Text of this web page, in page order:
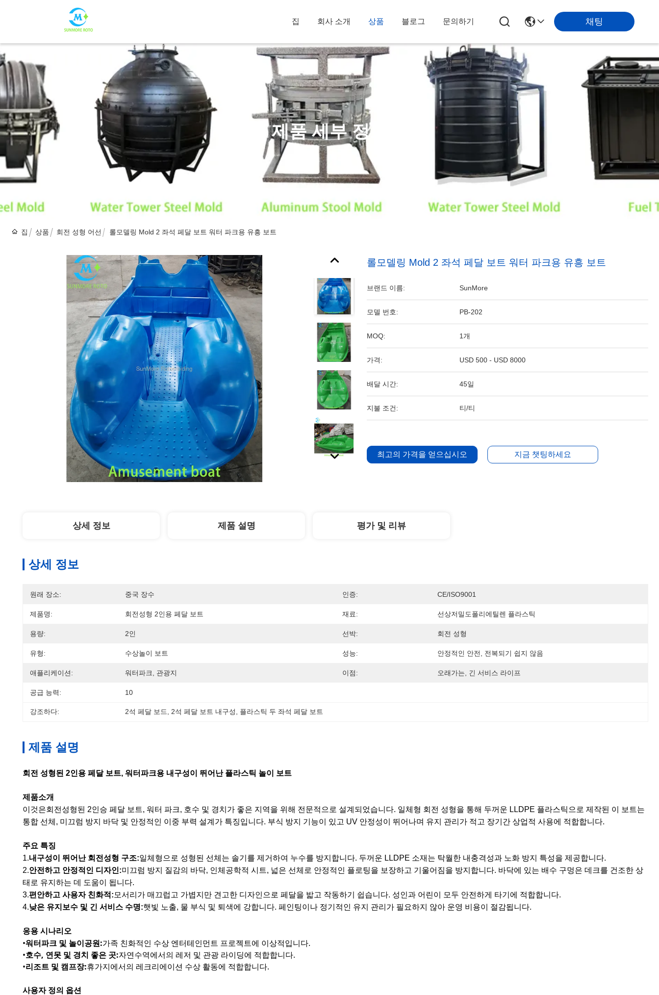
집 회사 소개 상품 블로그 문의하기 채팅
제품 세부 정보
집 상품 회전 성형 어선 롤모델링 Mold 2 좌석 페달 보트 워터 파크용 유흥 보트
롤모델링 Mold 2 좌석 페달 보트 워터 파크용 유흥 보트
브랜드 이름: SunMore
모델 번호: PB-202
MOQ: 1개
가격: USD 500 - USD 8000
배달 시간: 45일
지불 조건: 티/티
최고의 가격을 얻으십시오 지금 챗팅하세요
상세 정보 제품 설명 평가 및 리뷰
상세 정보
원래 장소: 중국 장수 인증: CE/ISO9001
제품명: 회전성형 2인용 페달 보트 재료: 선상저밀도폴리에틸렌 플라스틱
용량: 2인 선박: 회전 성형
유형: 수상놀이 보트 성능: 안정적인 안전, 전복되기 쉽지 않음
애플리케이션: 워터파크, 관광지 이점: 오래가는, 긴 서비스 라이프
공급 능력: 10
강조하다: 2석 페달 보드 2석 페달 보트 내구성 플라스틱 두 좌석 페달 보트
제품 설명
회전 성형된 2인용 페달 보트, 워터파크용 내구성이 뛰어난 플라스틱 놀이 보트
제품소개
이것은회전성형된 2인승 페달 보트, 워터 파크, 호수 및 경치가 좋은 지역을 위해 전문적으로 설계되었습니다. 일체형 회전 성형을 통해 두꺼운 LLDPE 플라스틱으로 제작된 이 보트는
통합 선체, 미끄럼 방지 바닥 및 안정적인 이중 부력 설계가 특징입니다. 부식 방지 기능이 있고 UV 안정성이 뛰어나며 유지 관리가 적고 장기간 상업적 사용에 적합합니다.
주요 특징
1.내구성이 뛰어난 회전성형 구조:일체형으로 성형된 선체는 솔기를 제거하여 누수를 방지합니다. 두꺼운 LLDPE 소재는 탁월한 내충격성과 노화 방지 특성을 제공합니다.
2.안전하고 안정적인 디자인:미끄럼 방지 질감의 바닥, 인체공학적 시트, 넓은 선체로 안정적인 플로팅을 보장하고 기울어짐을 방지합니다. 바닥에 있는 배수 구멍은 데크를 건조한 상
태로 유지하는 데 도움이 됩니다.
3.편안하고 사용자 친화적 : 모서리가 매끄럽고 가볍지만 견고한 디자인으로 페달을 밟고 작동하기 쉽습니다. 성인과 어린이 모두 안전하게 타기에 적합합니다.
4.낮은 유지보수 및 긴 서비스 수명:햇빛 노출, 물 부식 및 퇴색에 강합니다. 페인팅이나 정기적인 유지 관리가 필요하지 않아 운영 비용이 절감됩니다.
응용 시나리오
•워터파크 및 놀이공원:가족 친화적인 수상 엔터테인먼트 프로젝트에 이상적입니다.
•호수, 연못 및 경치 좋은 곳:자연수역에서의 레저 및 관광 라이딩에 적합합니다.
•리조트 및 캠프장:휴가지에서의 레크리에이션 수상 활동에 적합합니다.
사용자 정의 옵션